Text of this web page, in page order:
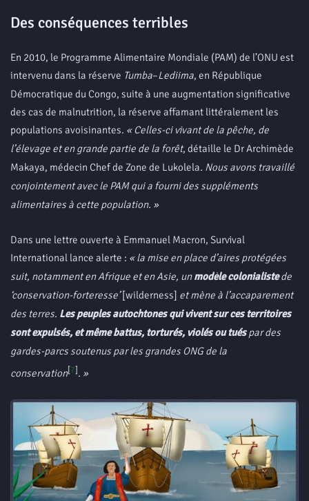
Des conséquences terribles
En 2010, le Programme Alimentaire Mondiale (PAM) de l’ONU est
intervenu dans la réserve Tumba–Lediima, en République
Démocratique du Congo, suite à une augmentation significative
des cas de malnutrition, la réserve affamant littéralement les
populations avoisinantes. « Celles-ci vivant de la pêche, de
l’élevage et en grande partie de la forêt, détaille le Dr Archimède
Makaya, médecin Chef de Zone de Lukolela. Nous avons travaillé
conjointement avec le PAM qui a fourni des suppléments
alimentaires à cette population. »
Dans une lettre ouverte à Emmanuel Macron, Survival
International lance alerte : « la mise en place d’aires protégées
suit, notamment en Afrique et en Asie, unmodèle colonialistede
‘conservation-forteresse’[wilderness] et mène à l’accaparement
des terres. Les peuples autochtones qui vivent sur ces territoires
sont expulsés, et même battus, torturés, violés ou tuéspar des
gardes-parcs soutenus par les grandes ONG de la
conservation[7]. »